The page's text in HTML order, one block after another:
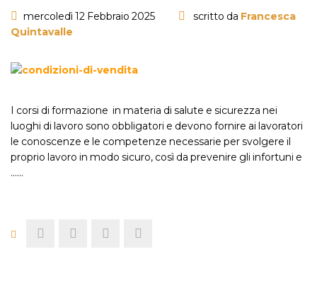
mercoledì 12 Febbraio 2025 scritto da Francesca
Quintavalle
I corsi di formazione in materia di salute e sicurezza nei
luoghi di lavoro sono obbligatori e devono fornire ai lavoratori
le conoscenze e le competenze necessarie per svolgere il
proprio lavoro in modo sicuro, così da prevenire gli infortuni e
...…